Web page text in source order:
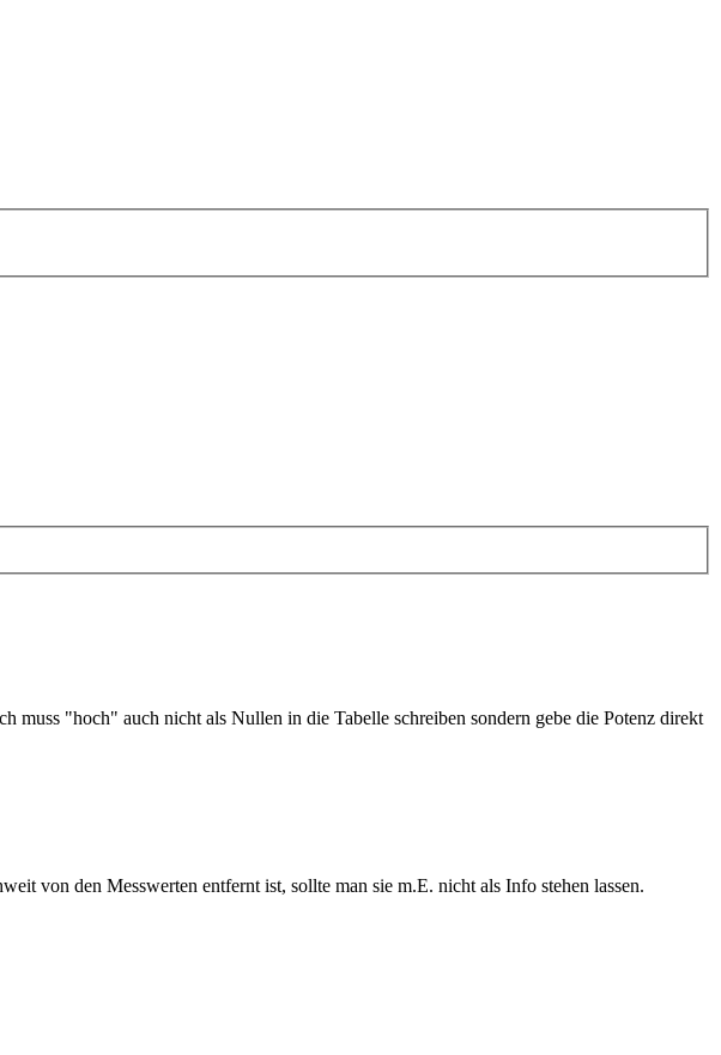
"hoch" auch nicht als Nullen in die Tabelle schreiben sondern gebe die Potenz direkt
von den Messwerten entfernt ist, sollte man sie m.E. nicht als Info stehen lassen.